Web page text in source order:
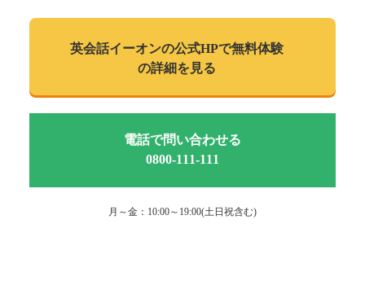
英会話イーオンの公式HPで無料体験
の詳細を見る
電話で問い合わせる
0800-111-111
月～金：10:00～19:00(土日祝含む)